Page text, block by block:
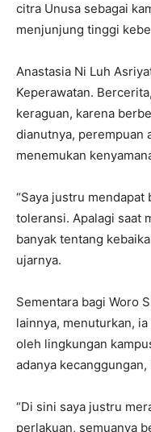
citra Unusa sebagai
menjunjung tinggi
Anastasia Ni Luh
Keperawatan.
keraguan, karena
dianutnya, perempuan
menemukan
“Saya justru mendapat
toleransi. Apalagi saat
banyak tentang
ujarnya.
Sementara bagi Woro
lainnya, menuturkan,
oleh lingkungan
adanya
“Di sini saya justru
perlakuan, semuanya